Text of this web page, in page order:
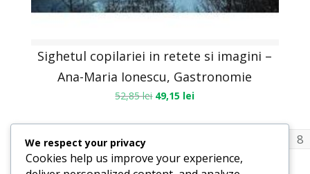
Sighetul copilariei in retete si imagini –
Ana-Maria Ionescu, Gastronomie
52,85lei 49,15 lei
1 2 3 8
We respect your privacy
Cookies help us improve your experience,